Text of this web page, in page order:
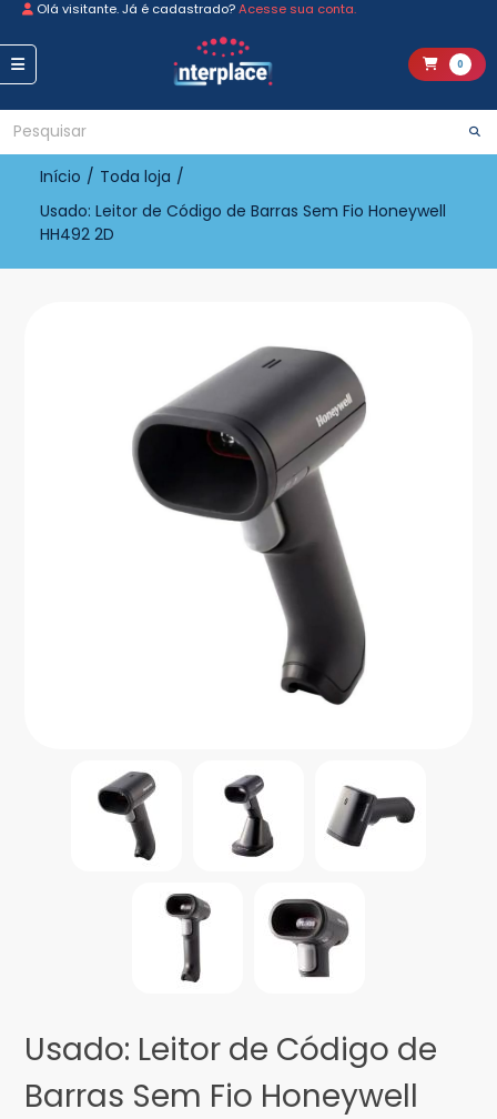
Olá visitante. Já é cadastrado?Acesse sua conta.
0
Início / Toda loja /
Usado: Leitor de Código de Barras Sem Fio Honeywell
HH492 2D
Usado: Leitor de Código de
Barras Sem Fio Honeywell